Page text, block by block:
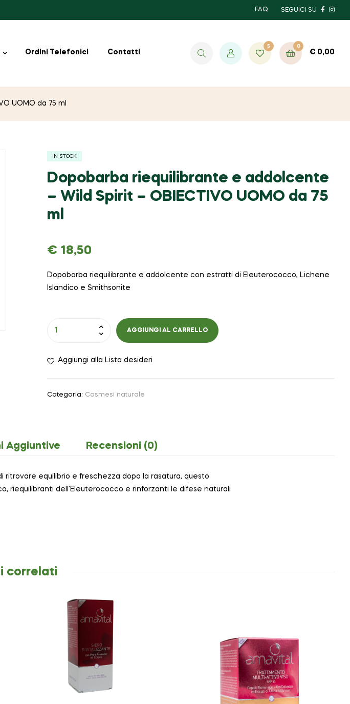
FAQ SEGUICI SU
Ordini Telefonici Contatti
5 0
€ 0,00
UOMO da 75 ml
IN STOCK
Dopobarba riequilibrante e addolcente
– Wild Spirit – OBIECTIVO UOMO da 75
ml
€ 18,50
Dopobarba riequilibrante e addolcente con estratti di Eleuterococco, Lichene
Islandico e Smithsonite
AGGIUNGI AL CARRELLO
Aggiungi alla Lista desideri
Categoria: Cosmesi naturale
Aggiuntive Recensioni (0)
equilibrio e freschezza dopo la rasatura, questo
riequilibranti dell’Eleuterococco e rinforzanti le difese naturali
correlati